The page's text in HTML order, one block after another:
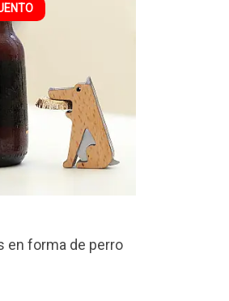
en forma de perro